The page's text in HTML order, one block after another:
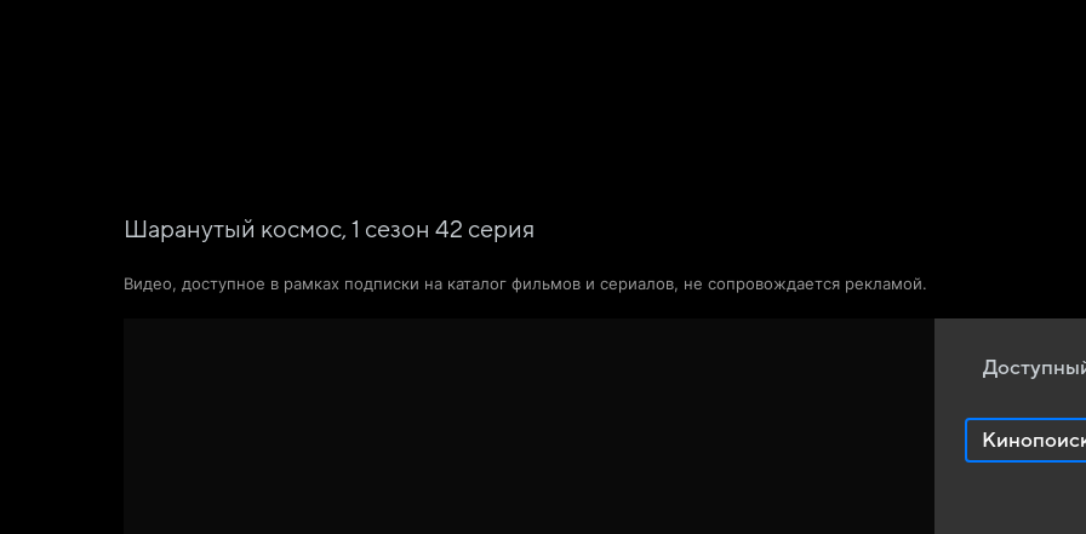
Шаранутый космос, 1 сезон 42 серия
Видео, доступное в рамках подписки на каталог фильмов и сериалов, не сопровождается рекламой.